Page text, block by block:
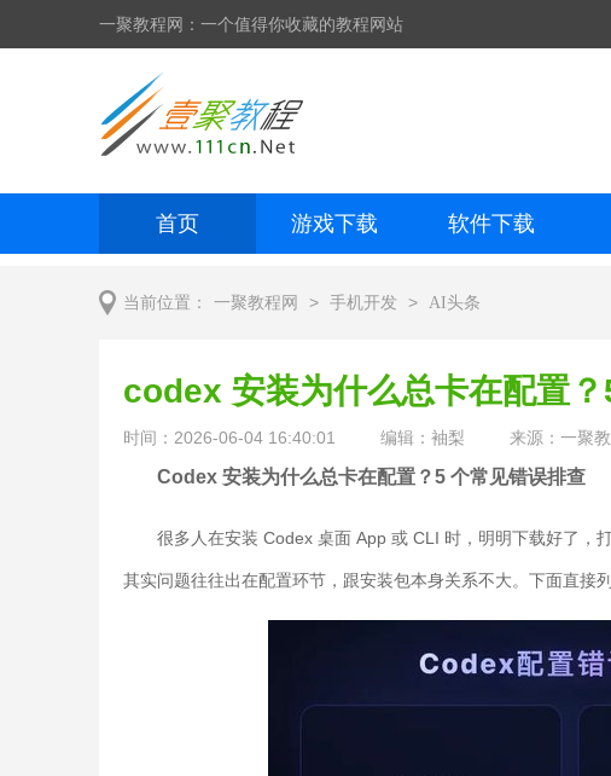
一聚教程网：一个值得你收藏的教程网站
首页 游戏下载 软件下载
当前位置： 一聚教程网 > 手机开发 > AI头条
codex 安装为什么总卡在配置
时间：2026-06-04 16:40:01 编辑：袖梨 来源：一聚
Codex 安装为什么总卡在配置？5 个常见错误排查
很多人在安装 Codex 桌面 App 或 CLI 时，明明下载好了，
其实问题往往出在配置环节，跟安装包本身关系不大。下面直接